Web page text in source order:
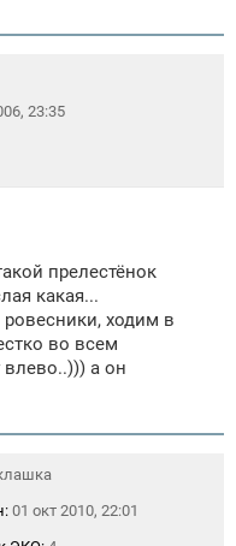
23:35
прелестёнок
какая...
ходим в
во всем
влево..))) а он
01 окт 2010, 22:01